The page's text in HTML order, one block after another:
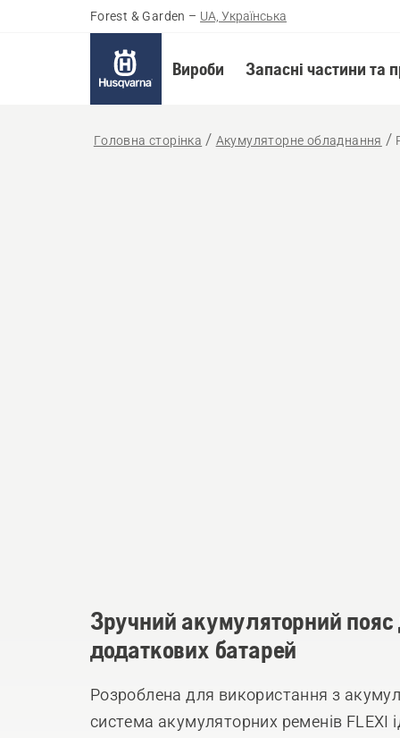
Forest & Garden – UA, Українська
Вироби Запасні частини та
Головна сторінка Акумуляторне обладнання
Зручний акумуляторний пояс
додаткових батарей
Розроблена для використання з
система акумуляторних ременів FLEXI